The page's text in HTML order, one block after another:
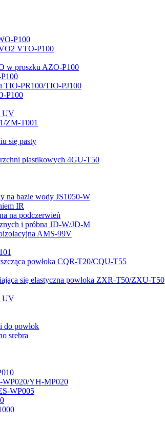
P100
VTO-P100
w proszku AZO-P100
TIO-PR100/TIO-PJ100
P100
UV
ZM-T001
się pasty
plastikowych 4GU-T50
na bazie wody JS1050-W
IR
na podczerwień
i próbna JD-W/JD-M
AMS-99V
powłoka CQR-T20/CQU-T55
się elastyczna powłoka ZXR-T50/ZXU-T50
UV
do powłok
srebra
WP020/YH-MP020
WP005